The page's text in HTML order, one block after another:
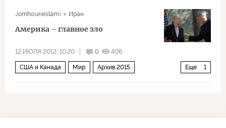
Jomhourieslami Иран
Америка – главное зло
12 ИЮЛЯ 2012, 10:20 0 406
Еще 1
США и Канада Мир Архив 2015